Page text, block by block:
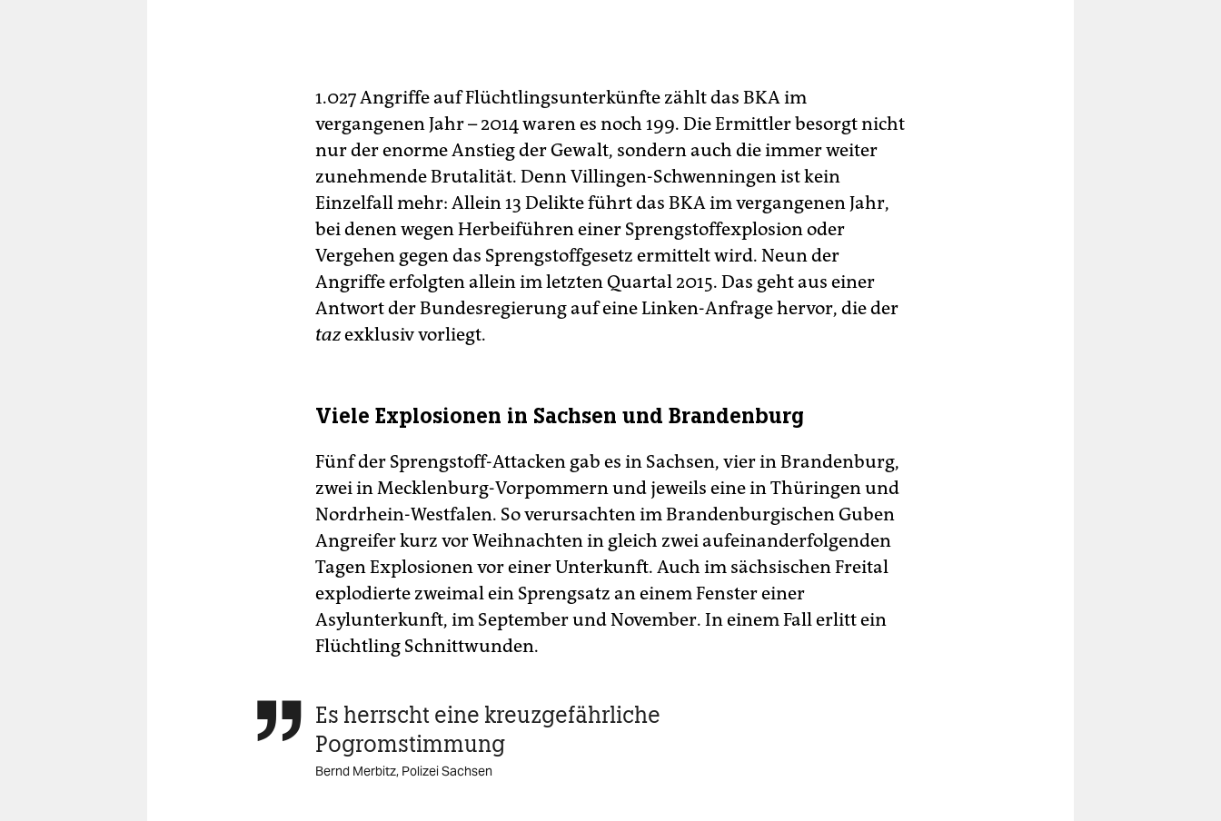
1.027 Angriffe auf Flüchtlingsunterkünfte zählt das BKA im
vergangenen Jahr – 2014 waren es noch 199. Die Ermittler besorgt nicht
nur der enorme Anstieg der Gewalt, sondern auch die immer weiter
zunehmende Brutalität. Denn Villingen-Schwenningen ist kein
Einzelfall mehr: Allein 13 Delikte führt das BKA im vergangenen Jahr,
bei denen wegen Herbeiführen einer Sprengstoffexplosion oder
Vergehen gegen das Sprengstoffgesetz ermittelt wird. Neun der
Angriffe erfolgten allein im letzten Quartal 2015. Das geht aus einer
Antwort der Bundesregierung auf eine Linken-Anfrage hervor, die der
tazexklusiv vorliegt.
Viele Explosionen in Sachsen und Brandenburg
Fünf der Sprengstoff-Attacken gab es in Sachsen, vier in Brandenburg,
zwei in Mecklenburg-Vorpommern und jeweils eine in Thüringen und
Nordrhein-Westfalen. So verursachten im Brandenburgischen Guben
Angreifer kurz vor Weihnachten in gleich zwei aufeinanderfolgenden
Tagen Explosionen vor einer Unterkunft. Auch im sächsischen Freital
explodierte zweimal ein Sprengsatz an einem Fenster einer
Asylunterkunft, im September und November. In einem Fall erlitt ein
Flüchtling Schnittwunden.
 Es herrscht eine kreuzgefährliche
Pogromstimmung
Bernd Merbitz, Polizei Sachsen